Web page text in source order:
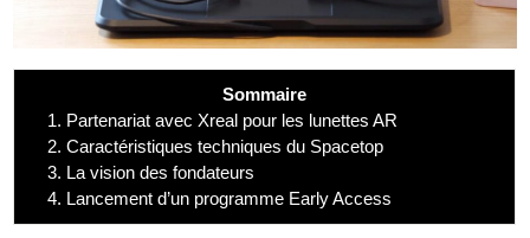
Sommaire
1. Partenariat avec Xreal pour les lunettes AR
2. Caractéristiques techniques du Spacetop
3. La vision des fondateurs
4. Lancement d’un programme Early Access